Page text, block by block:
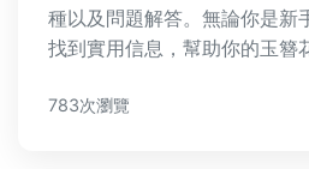
種以及問題解答。無論你是新
找到實用信息，幫助你的玉簪
選擇到後期照顧的所有環節。
783次瀏覽